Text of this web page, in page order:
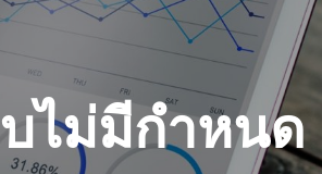
ไม่มีกำหนด